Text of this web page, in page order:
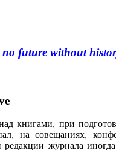
no future without
книгами, при
на совещаниях,
редакции журнала